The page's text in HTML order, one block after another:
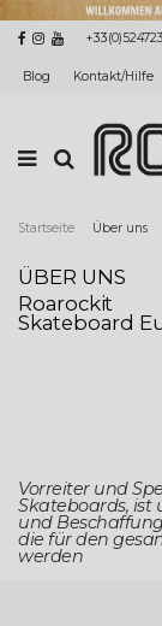
Blog
Kontakt/Hilfe
Startseite Über uns
ÜBER UNS
Roarockit
Skateboard
Vorreiter und
Skateboards, ist
und
die für den
werden